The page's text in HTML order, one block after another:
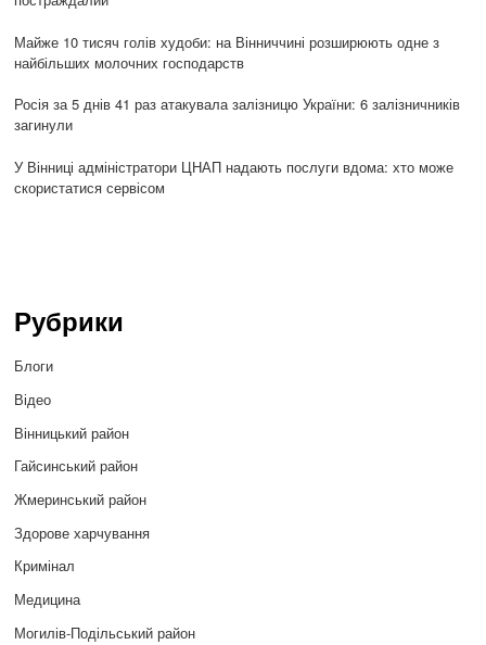
Майже 10 тисяч голів худоби: на Вінниччині розширюють одне з
найбільших молочних господарств
Росія за 5 днів 41 раз атакувала залізницю України: 6 залізничників
загинули
У Вінниці адміністратори ЦНАП надають послуги вдома: хто може
скористатися сервісом
Рубрики
Блоги
Відео
Вінницький район
Гайсинський район
Жмеринський район
Здорове харчування
Кримінал
Медицина
Могилів-Подільський район